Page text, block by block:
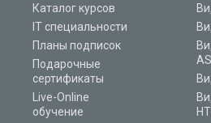
Каталог курсов
IT специальности
Планы подписок
Подарочные
сертификаты
Live-Online
обучение